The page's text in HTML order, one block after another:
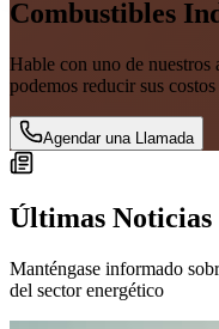
Combustibles
Hable con uno de nuestros
podemos reducir sus
Agendar una Llamada
Últimas Noticias
Manténgase informado
del sector energético